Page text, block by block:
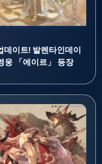
데이트! 발렌타인데이
웅 「에이르」 등장